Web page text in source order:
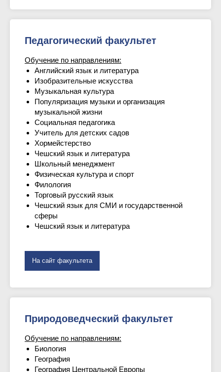
Педагогический факультет
Обучение по направлениям:
Английский язык и литература
Изобразительные искусства
Музыкальная культура
Популяризация музыки и организация
музыкальной жизни
Социальная педагогика
Учитель для детских садов
Хормейстерство
Чешский язык и литература
Школьный менеджмент
Физическая культура и спорт
Филология
Торговый русский язык
Чешский язык для СМИ и государственной
сферы
Чешский язык и литература
На сайт факультета
Природоведческий факультет
Обучение по направлениям:
Биология
География
География Центральной Европы